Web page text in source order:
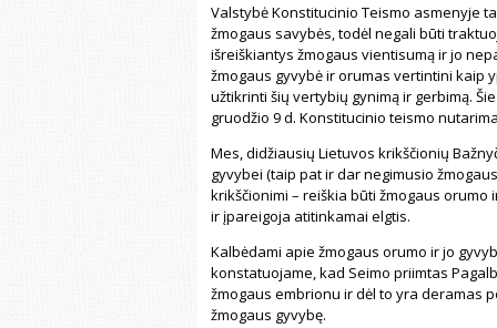
Valstybė Konstitucinio Teismo asmenyje
žmogaus savybės, todėl negali būti
išreiškiantys žmogaus vientisumą ir jo
žmogaus gyvybė ir orumas vertintini kaip
užtikrinti šių vertybių gynimą ir gerbimą.
gruodžio 9 d. Konstitucinio teismo
Mes, didžiausių Lietuvos krikščionių
gyvybei (taip pat ir dar negimusio
krikščionimi – reiškia būti žmogaus orumo
ir įpareigoja atitinkamai elgtis.
Kalbėdami apie žmogaus orumo ir jo
konstatuojame, kad Seimo priimtas
žmogaus embrionu ir dėl to yra deramas
žmogaus gyvybę.